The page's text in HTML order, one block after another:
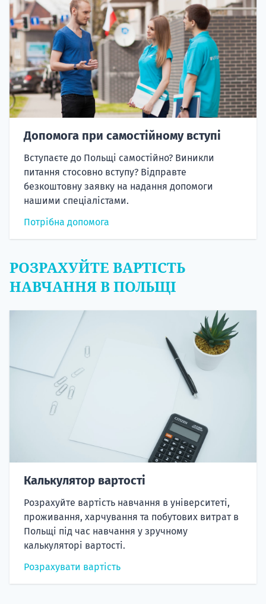
Допомога при самостійному вступі
Вступаєте до Польщі самостійно? Виникли
питання стосовно вступу? Відправте
безкоштовну заявку на надання допомоги
нашими спеціалістами.
Потрібна допомога
РОЗРАХУЙТЕ ВАРТІСТЬ
НАВЧАННЯ В ПОЛЬЩІ
Калькулятор вартості
Розрахуйте вартість навчання в університеті,
проживання, харчування та побутових витрат в
Польщі під час навчання у зручному
калькуляторі вартості.
Розрахувати вартість